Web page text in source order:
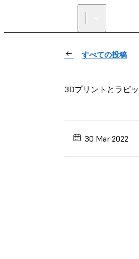
すべての投稿
3Dプリントとラピ
30 Mar 2022